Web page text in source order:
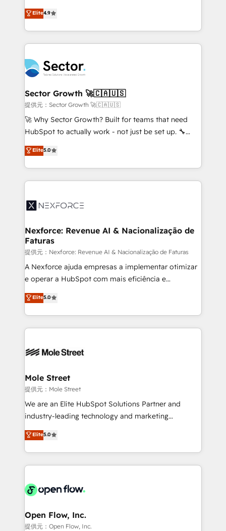
Sales + Service Hub, synchronisation ERP ↔
HubSpot temps réel, formation équipes. 🏆 +350
Integration. 📩 Parlons de votre projet →
digitaweb.com
no tienen un problema de herramientas. Tienen un
problema de orden. Equipos desalineados, datos
dispersos y procesos que dependen de personas
clave — no de sistemas. Eso frena el crecimiento,
⚙️ Grows ordena los procesos comerciales, alinea
marketing, ventas y servicio, e implementa HubSpot
de forma que genera resultados reales desde las
primeras semanas — no meses. 🤝 No entregamos
proyectos y nos vamos. Nos quedamos como
socios estratégicos, ayudando a sostener y escalar
no es crecer — es solo moverse rápido. 🌎
Operamos en Colombia, Perú, México, Ecuador,
retail, salud, banca, bienes raíces, construcción y
B2B.
Elite4.9
Sector Growth 🚀🇨🇦🇺🇸
提供元：Sector Growth 🚀🇨🇦🇺🇸
🚀 Why Sector Growth? Built for teams that need
HubSpot to actually work - not just be set up. 🔧
HubSpot Experts: Onboarding, migrations,
automation, and training built for adoption. ⚡ Highly
Technical Execution: ERP, EMR and Custom
Integrations; complex builds delivered in weeks, not
workflows; automation agents; process optimization
Healthcare: HIPAA implementations; secure data
workflows 💼 Financial Services: compliant
workflows; audit-ready reporting ⚖️ Legal: client
intake; pipeline and document workflows 🛒 E-
Commerce: Shopify, WooCommerce; lifecycle and
portfolio and lifecycle management 🏭
Manufacturing: ERP integrations; operational
implementations where required 💡 Why 500+
built to scale.
Elite5.0
Nexforce: Revenue AI & Nacionalização de
Faturas
提供元：Nexforce: Revenue AI & Nacionalização de Faturas
A Nexforce ajuda empresas a implementar otimizar
e operar a HubSpot com mais eficiência e
previsibilidade de receita. Combinamos Revenue
Operations (RevOps) e Inteligência Artificial para
estruturar processos integrar sistemas organizar
dados e automatizar operações. O objetivo é
operacional de receita conectando equipes
Também somos distribuidores oficiais da HubSpot
e de mais de 150 softwares globais permitindo
contratar e pagar a HubSpot em reais com nota
fiscal no Brasil e gerar economia de até 50% na
Oferecemos ainda agentes de IA especializados em
HubSpot que automatizam tarefas executam rotinas
empresas em 13 países utilizam a Nexforce. Somos
a maior parceira da HubSpot na América Latina e
HubSpot.
Elite5.0
Mole Street
提供元：Mole Street
We are an Elite HubSpot Solutions Partner and
industry-leading technology and marketing
consultancy. Our focus is on enterprise and mid-
market B2B companies globally that want a strategic
approach to execute their goals through creative
applications of our solutions; Technical HubSpot
Design, Migrations + Integrations. Mole Street’s
greatness, which is achieved through creating
absolute clarity, derived from a well-defined
Elite5.0
Open Flow, Inc.
提供元：Open Flow, Inc.